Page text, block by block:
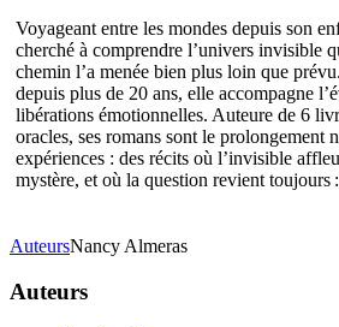
Voyageant entre les mondes depuis son
cherché à comprendre l’univers invisible
chemin l’a menée bien plus loin que
depuis plus de 20 ans, elle accompagne
libérations émotionnelles. Auteure de 6
oracles, ses romans sont le prolongement
expériences : des récits où l’invisible
mystère, et où la question revient toujours
AuteursNancy Almeras
Auteurs